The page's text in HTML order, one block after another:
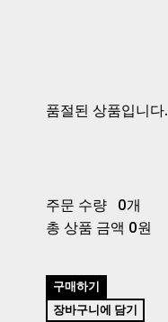
품절된 상품입니다.
주문 수량 0개
총 상품 금액 0원
구매하기
장바구니에 담기